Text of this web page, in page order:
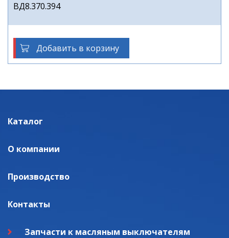
ВД8.370.394
Добавить в корзину
Каталог
О компании
Производство
Контакты
Запчасти к масляным выключателям